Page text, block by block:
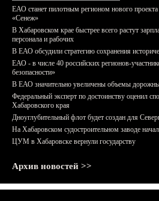
ЕАО станет пилотным регионом нового
«Сенеж»
В Хабаровском крае быстрее всего растут
персонала и рабочих
В ЕАО обсудили стратегию сохранения
ЕАО - в числе 40 российских регионов-
безопасности»
В ЕАО значительно увеличены объемы
Федеральный эксперт по достоинству оценил
Хабаровского края
Дноуглубительный флот будет создан для
На Хабаровском судостроительном заводе
ЦУМ в Хабаровске вернули государству
Архив новостей >>